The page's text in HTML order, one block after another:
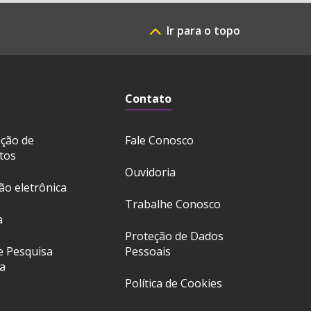
Ir para o topo
de
eletrônica
Pesquisa
Contato
Fale Conosco
Ouvidoria
Trabalhe Conosco
Proteção de Dados
Pessoais
Política de Cookies